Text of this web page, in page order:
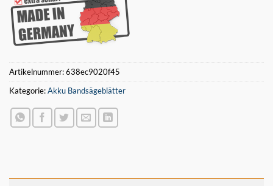
Artikelnummer:638ec9020f45
Kategorie:Akku Bandsägeblätter